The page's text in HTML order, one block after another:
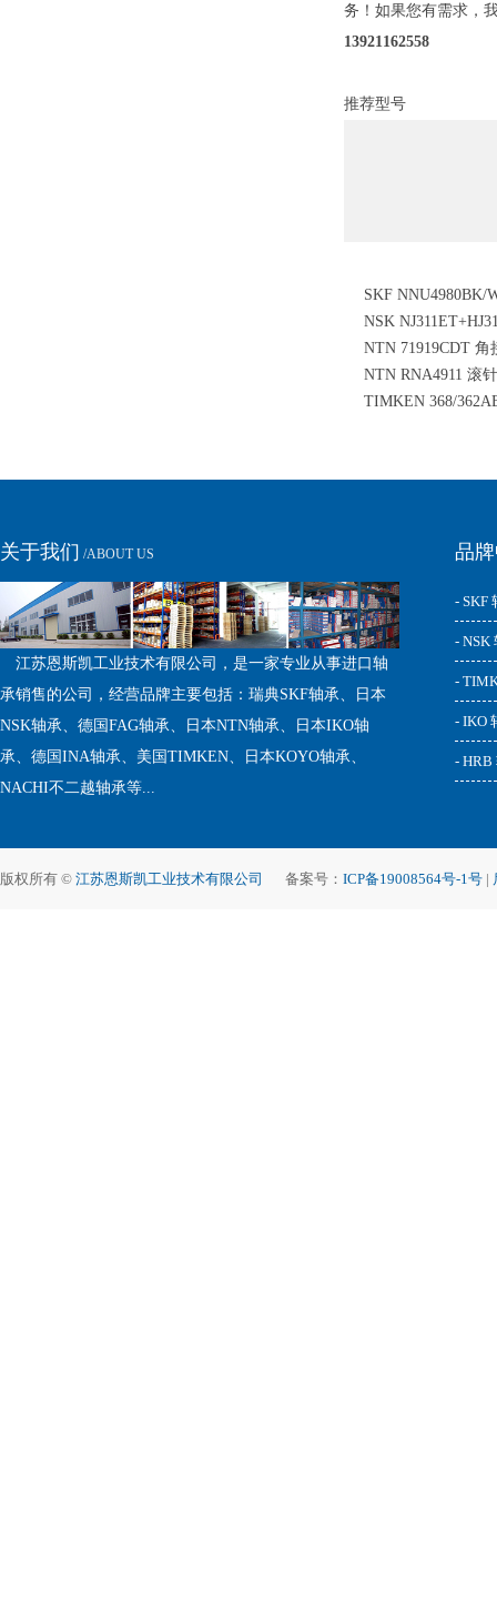
务！如果您有需求，
13921162558
推荐型号
SKF NNU4980BK/
滚子轴承
NSK
轴承
NTN 71919CDT 角
NTN RNA4911 滚
TIMKEN 368/
关于我们 /ABOUT US
江苏恩斯凯工业技术有限公司，是一家专业从事进口轴
承销售的公司，经营品牌主要包括：瑞典SKF轴承、日本
NSK轴承、德国FAG轴承、日本NTN轴承、日本IKO轴
承、德国INA轴承、美国TIMKEN、日本KOYO轴承、
NACHI不二越轴承等...
品
- SKF
- NSK
-
- IKO
- HRB
版权所有 © 江苏恩斯凯工业技术有限公司 备案号： ICP备19008564号-1号 |